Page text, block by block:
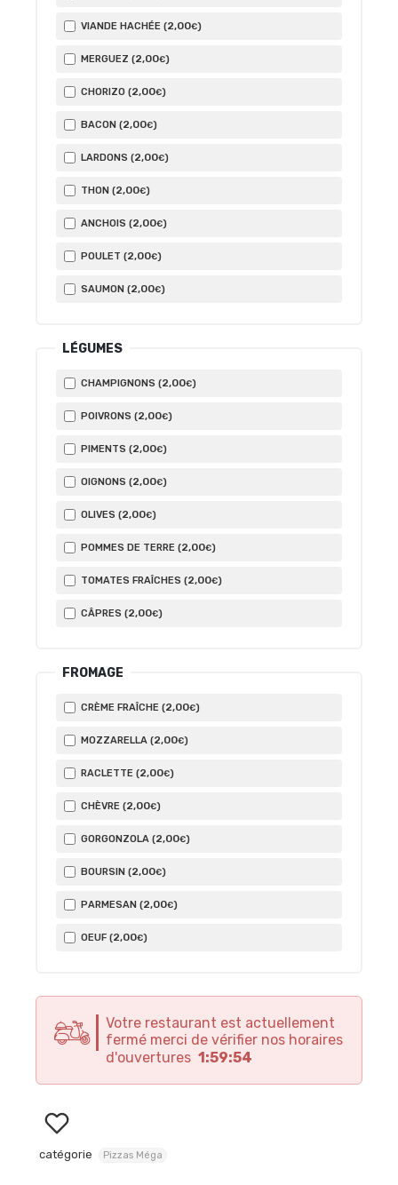
VIANDE HACHÉE (2,00€)
MERGUEZ (2,00€)
CHORIZO (2,00€)
BACON (2,00€)
LARDONS (2,00€)
THON (2,00€)
ANCHOIS (2,00€)
POULET (2,00€)
SAUMON (2,00€)
LÉGUMES
CHAMPIGNONS (2,00€)
POIVRONS (2,00€)
PIMENTS (2,00€)
OIGNONS (2,00€)
OLIVES (2,00€)
POMMES DE TERRE (2,00€)
TOMATES FRAÎCHES (2,00€)
CÂPRES (2,00€)
FROMAGE
CRÈME FRAÎCHE (2,00€)
MOZZARELLA (2,00€)
RACLETTE (2,00€)
CHÈVRE (2,00€)
GORGONZOLA (2,00€)
BOURSIN (2,00€)
PARMESAN (2,00€)
OEUF (2,00€)
Votre restaurant est actuellement
fermé merci de vérifier nos horaires
d'ouvertures 1:59:54
catégorie Pizzas Méga